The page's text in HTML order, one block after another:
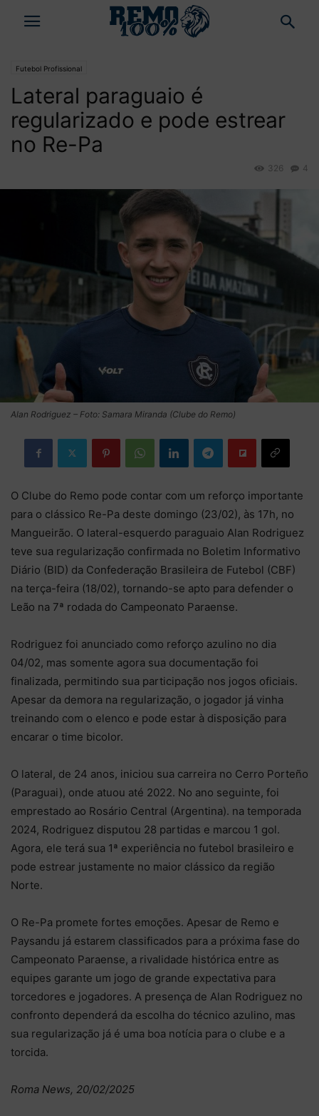
Futebol Profissional
Lateral paraguaio é
regularizado e pode estrear
no Re-Pa
4
326
Alan Rodriguez – Foto: Samara Miranda (Clube do Remo)
O Clube do Remo pode contar com um reforço importante
para o clássico Re-Pa deste domingo (23/02), às 17h, no
Mangueirão. O lateral-esquerdo paraguaio Alan Rodriguez
teve sua regularização confirmada no Boletim Informativo
Diário (BID) da Confederação Brasileira de Futebol (CBF)
na terça-feira (18/02), tornando-se apto para defender o
Leão na 7ª rodada do Campeonato Paraense.
Rodriguez foi anunciado como reforço azulino no dia
04/02, mas somente agora sua documentação foi
finalizada, permitindo sua participação nos jogos oficiais.
Apesar da demora na regularização, o jogador já vinha
treinando com o elenco e pode estar à disposição para
encarar o time bicolor.
O lateral, de 24 anos, iniciou sua carreira no Cerro Porteño
(Paraguai), onde atuou até 2022. No ano seguinte, foi
emprestado ao Rosário Central (Argentina). na temporada
2024, Rodriguez disputou 28 partidas e marcou 1 gol.
Agora, ele terá sua 1ª experiência no futebol brasileiro e
pode estrear justamente no maior clássico da região
Norte.
O Re-Pa promete fortes emoções. Apesar de Remo e
Paysandu já estarem classificados para a próxima fase do
Campeonato Paraense, a rivalidade histórica entre as
equipes garante um jogo de grande expectativa para
torcedores e jogadores. A presença de Alan Rodriguez no
confronto dependerá da escolha do técnico azulino, mas
sua regularização já é uma boa notícia para o clube e a
torcida.
Roma News, 20/02/2025